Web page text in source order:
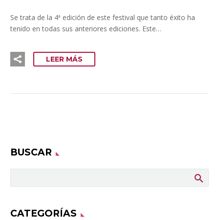
Se trata de la 4ª edición de este festival que tanto éxito ha
tenido en todas sus anteriores ediciones. Este…
LEER MÁS
BUSCAR
CATEGORÍAS